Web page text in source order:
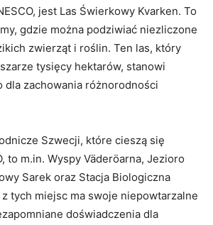
jest Las Świerkowy Kvarken. To
⁢gdzie można podziwiać niezliczone
zwierząt⁣ i roślin. Ten las, który
‍tysięcy hektarów, stanowi
dla zachowania różnorodności
Szwecji, które ⁢cieszą się
to m.in. Wyspy ⁤Väderöarna, Jezioro
Sarek oraz Stacja Biologiczna
tych miejsc ma swoje niepowtarzalne
doświadczenia dla